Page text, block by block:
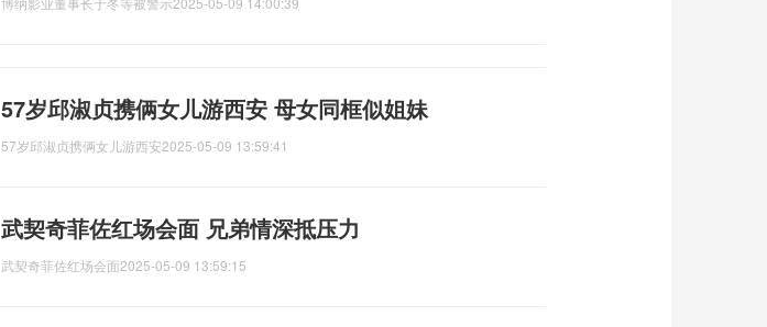
57岁邱淑贞携俩女儿游西安 母女同框似姐妹
57岁邱淑贞携俩女儿游西安2025-05-09 13:59:41
武契奇菲佐红场会面 兄弟情深抵压力
武契奇菲佐红场会面2025-05-09 13:59:15